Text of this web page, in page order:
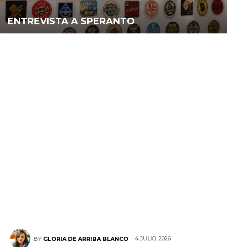
ENTREVISTA A SPERANTO
BY GLORIA DE ARRIBA BLANCO 4 JULIO, 2026